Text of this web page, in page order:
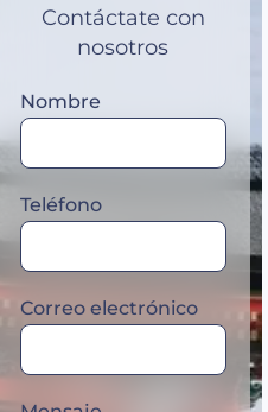
Contáctate con
nosotros
Nombre
Teléfono
Correo electrónico